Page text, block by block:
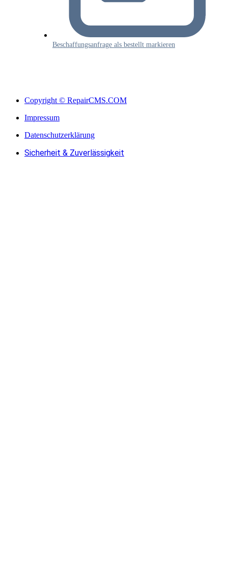
Beschaffungsanfrage als bestellt markieren
Copyright © RepairCMS.COM
Impressum
Datenschutzerklärung
Sicherheit & Zuverlässigkeit